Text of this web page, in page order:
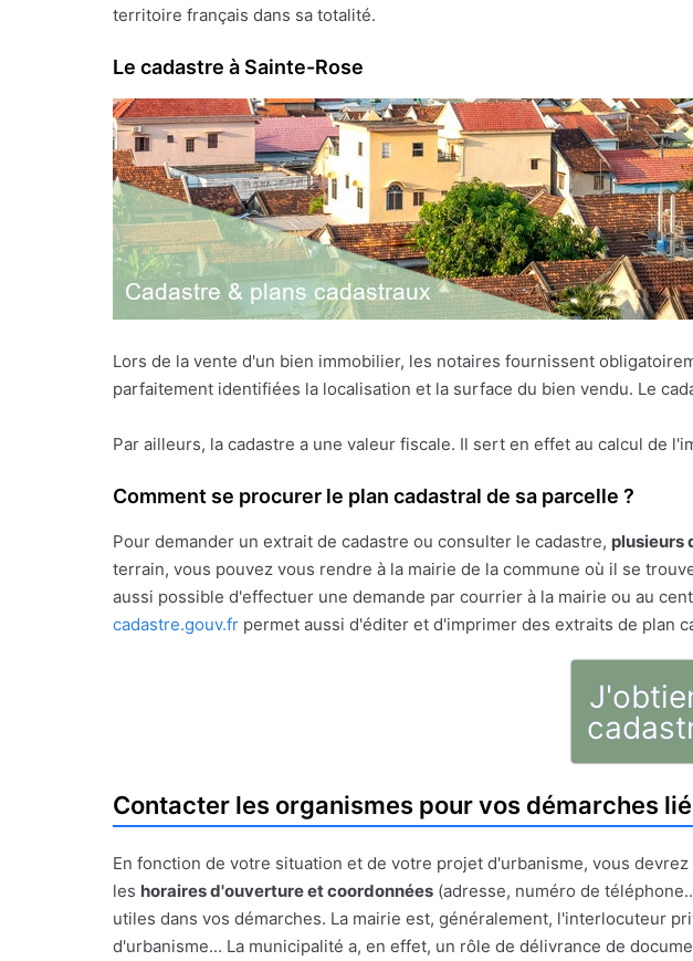
territoire français dans sa totalité.
Le cadastre à Sainte-Rose
Lors de la vente d'un bien immobilier, les notaires fournissent
parfaitement identifiées la localisation et la surface du bien vendu. Le
Par ailleurs, la cadastre a une valeur fiscale. Il sert en effet au calcul de
Comment se procurer le plan cadastral de sa parcelle ?
Pour demander un extrait de cadastre ou consulter le cadastre, plusieurs
terrain, vous pouvez vous rendre à la mairie de la commune où il se
aussi possible d'effectuer une demande par courrier à la mairie ou au
cadastre.gouv.fr permet aussi d'éditer et d'imprimer des extraits de plan
Contacter les organismes pour vos démarches
En fonction de votre situation et de votre projet d'urbanisme, vous
les horaires d'ouverture et coordonnées (adresse, numéro de
utiles dans vos démarches. La mairie est, généralement, l'interlocuteur
d'urbanisme... La municipalité a, en effet, un rôle de délivrance de